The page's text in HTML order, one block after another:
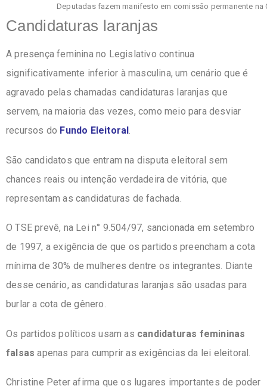
Deputadas fazem manifesto em comissão permanente
Candidaturas laranjas
A presença feminina no Legislativo continua
significativamente inferior à masculina, um cenário que é
agravado pelas chamadas candidaturas laranjas que
servem, na maioria das vezes, como meio para desviar
recursos do Fundo Eleitoral.
São candidatos que entram na disputa eleitoral sem
chances reais ou intenção verdadeira de vitória, que
representam as candidaturas de fachada.
O TSE prevê, na Lei n° 9.504/97, sancionada em setembro
de 1997, a exigência de que os partidos preencham a cota
mínima de 30% de mulheres dentre os integrantes. Diante
desse cenário, as candidaturas laranjas são usadas para
burlar a cota de gênero.
Os partidos políticos usam as candidaturas femininas
falsas apenas para cumprir as exigências da lei eleitoral.
Christine Peter afirma que os lugares importantes de poder